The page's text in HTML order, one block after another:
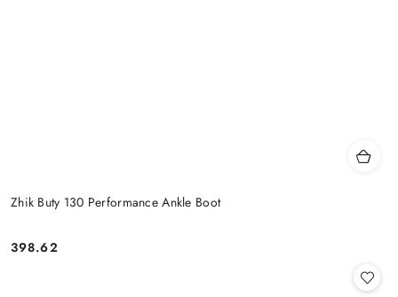
Zhik Buty 130 Performance Ankle Boot
Cena:
398.62